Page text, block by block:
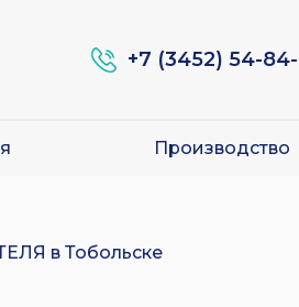
+7 (3452) 54-
Производство
в Тобольске